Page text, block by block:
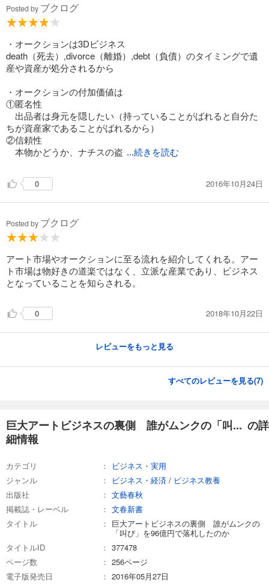
Posted by ブクログ
・オークションは3Dビジネス
death（死去）,divorce（離婚）,debt（負債）のタイミングで遺
産や資産が処分されるから
・オークションの付加価値は
①匿名性
出品者は身元を隠したい（持っていることがばれると自分た
ちが資産家であることがばれるから）
②信頼性
本物かどうか、ナチスの盗 ...続きを読む
0 2016年10月24日
Posted by ブクログ
アート市場やオークションに至る流れを紹介してくれる。アー
ト市場は物好きの道楽ではなく、立派な産業であり、ビジネス
となっていることを知らされる。
0 2018年10月22日
レビューをもっと見る
すべてのレビューを見る(7)
巨大アートビジネスの裏側 誰がムンクの「叫... の詳
細情報
カテゴリ
ビジネス・実用
ジャンル
ビジネス・経済 / ビジネス教養
出版社
文藝春秋
掲載誌・レーベル
文春新書
タイトル
巨大アートビジネスの裏側 誰がムンクの
「叫び」を96億円で落札したのか
タイトルID
377478
ページ数
256ページ
電子版発売日
2016年05月27日